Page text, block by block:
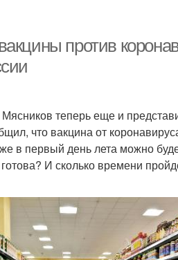
против
теперь еще и
что вакцина от
в первый день лета можно
И сколько времени